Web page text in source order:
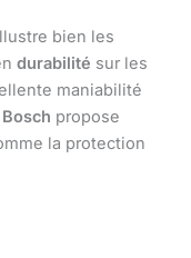
bien les
durabilité sur les
maniabilité
Bosch propose
la protection